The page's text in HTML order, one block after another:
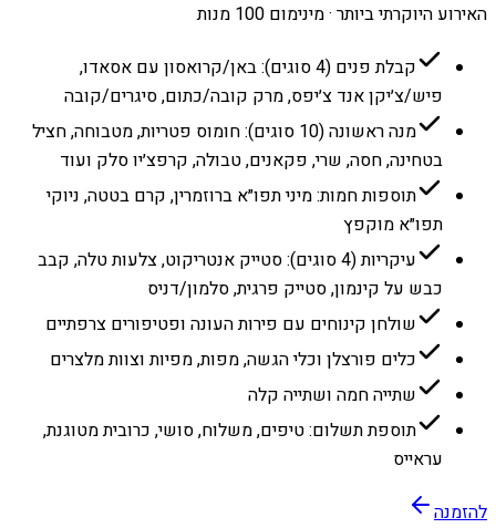
האירוע היוקרתי ביותר · מינימום 100 מנות
קבלת פנים (4 סוגים): באן/קרואסון עם אסאדו,
פיש/צ׳יקן אנד צ׳יפס, מרק קובה/כתום, סיגרים/קובה
מנה ראשונה (10 סוגים): חומוס פטריות, מטבוחה, חציל
בטחינה, חסה, שרי, פקאנים, טבולה, קרפצ׳יו סלק ועוד
תוספות חמות: מיני תפו״א ברוזמרין, קרם בטטה, ניוקי
תפו״א מוקפץ
עיקריות (4 סוגים): סטייק אנטריקוט, צלעות טלה, קבב
כבש על קינמון, סטייק פרגית, סלמון/דניס
שולחן קינוחים עם פירות העונה ופטיפורים צרפתיים
כלים פורצלן וכלי הגשה, מפות, מפיות וצוות מלצרים
שתייה חמה ושתייה קלה
תוספת תשלום: טיפים, משלוח, סושי, כרובית מטוגנת,
עראייס
להזמנה